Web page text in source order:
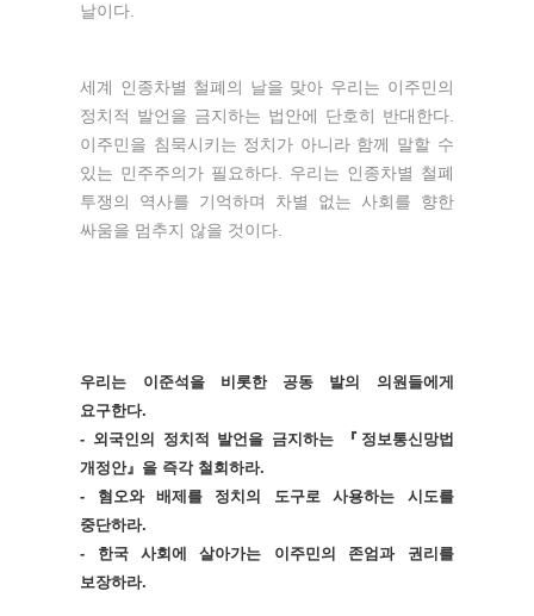
날이다.
세계 인종차별 철폐의 날을 맞아 우리는 이주민의
정치적 발언을 금지하는 법안에 단호히 반대한다.
이주민을 침묵시키는 정치가 아니라 함께 말할 수
있는 민주주의가 필요하다. 우리는 인종차별 철폐
투쟁의 역사를 기억하며 차별 없는 사회를 향한
싸움을 멈추지 않을 것이다.
우리는 이준석을 비롯한 공동 발의 의원들에게
요구한다.
- 외국인의 정치적 발언을 금지하는 『정보통신망법
개정안』을 즉각 철회하라.
- 혐오와 배제를 정치의 도구로 사용하는 시도를
중단하라.
- 한국 사회에 살아가는 이주민의 존엄과 권리를
보장하라.